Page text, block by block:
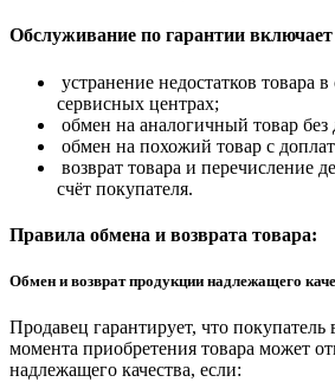
Обслуживание по гарантии включает
устранение недостатков товара
сервисных центрах;
обмен на аналогичный товар без
обмен на похожий товар с
возврат товара и перечисление
счёт покупателя.
Правила обмена и возврата товара:
Обмен и возврат продукции надлежащего
Продавец гарантирует, что покупатель
момента приобретения товара может
надлежащего качества, если: